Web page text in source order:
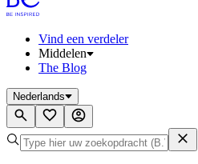
Vind een verdeler
Middelen
The Blog
Nederlands